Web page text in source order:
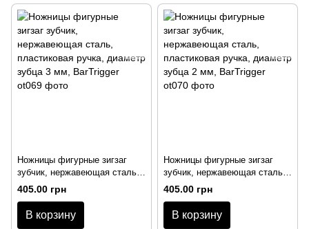
Ножницы фигурные зигзаг
зубчик, нержавеющая сталь,
пластиковая ручка, диаметр
зубца 3 мм, BarTrigger
405.00 грн
В корзину
Ножницы фигурные зигзаг
зубчик, нержавеющая сталь,
пластиковая ручка, диаметр
зубца 2 мм, BarTrigger
405.00 грн
В корзину